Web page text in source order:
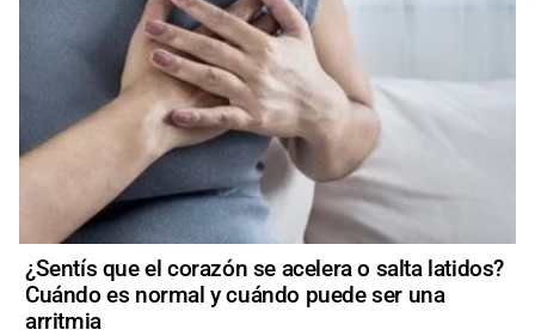
¿Sentís que el corazón se acelera o salta latidos?
Cuándo es normal y cuándo puede ser una
arritmia